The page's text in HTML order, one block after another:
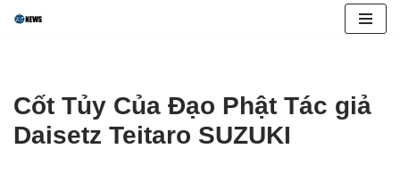
content
Cốt Tủy Của Đạo Phật Tác giả
Daisetz Teitaro SUZUKI